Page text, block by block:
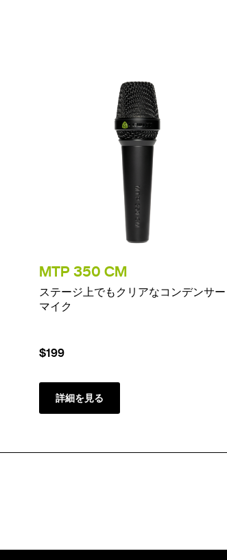
MTP 350 CM
ステージ上でもクリアなコンデンサー
マイク
$199
詳細を見る